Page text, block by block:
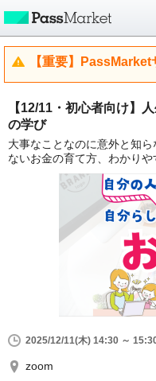
【重要】
【12/11・初心者向け】
の学び
大事なことなのに意外と知
ないお金の育て方、わかり
2025/12/11(木) 14:30 ～
zoom